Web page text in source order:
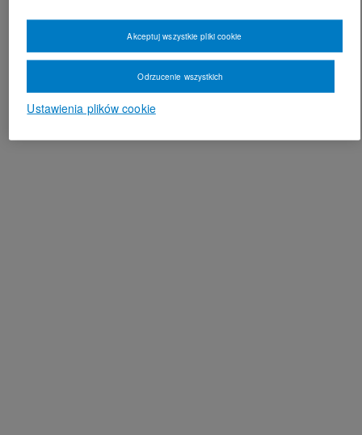
Ustawienia plików cookie
Odrzucenie wszystkich
Akceptuj wszystkie pliki cookie